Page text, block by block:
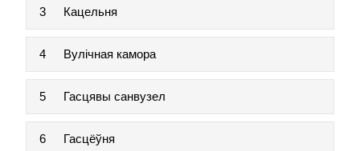
3 Кацельня
4 Вулічная камора
5 Гасцявы санвузел
6 Гасцёўня